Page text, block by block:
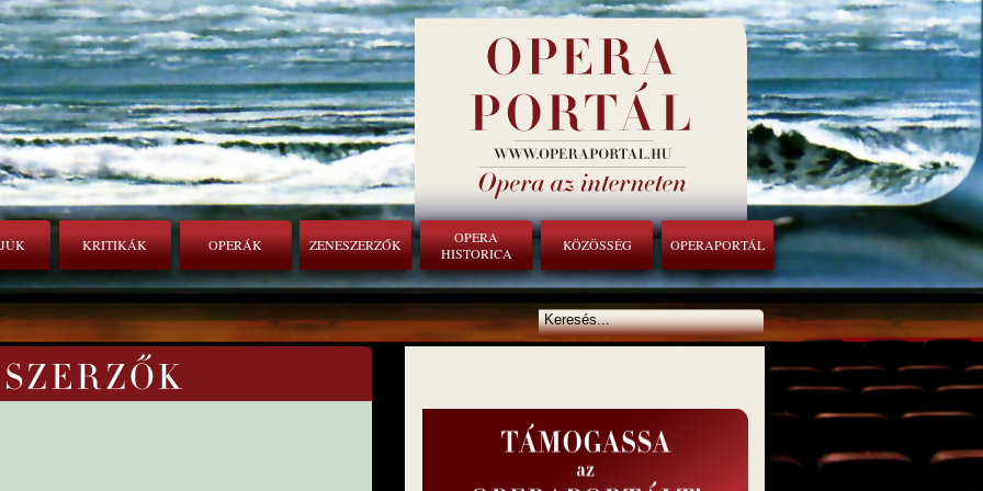
KRITIKÁK OPERÁK ZENESZERZŐK
OPERA
HISTORICA
KÖZÖSSÉG OPERAPORTÁL